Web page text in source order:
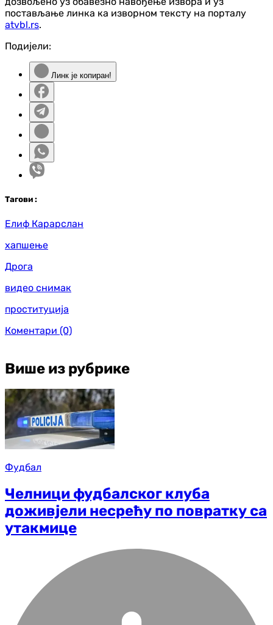
постављање линка ка изворном тексту на порталу
atvbl.rs.
Подијели:
Линк је копиран!
Тагови :
Елиф Карарслан
хапшење
Дрога
видео снимак
проституција
Коментари (0)
Више из рубрике
Фудбал
Челници фудбалског клуба
доживјели несрећу по повратку са
утакмице